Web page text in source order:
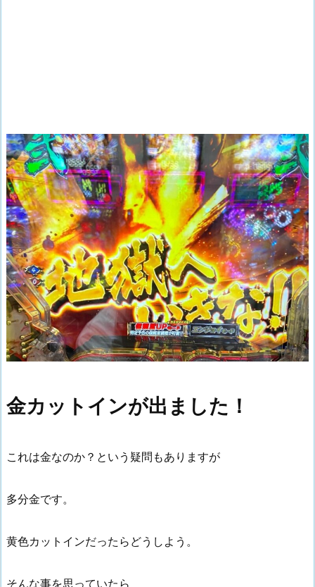
金カットインが出ました！
これは金なのか？という疑問もありますが
多分金です。
黄色カットインだったらどうしよう。
そんな事を思っていたら